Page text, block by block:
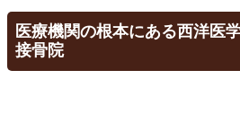
医療機関の根本にある西洋医
接骨院